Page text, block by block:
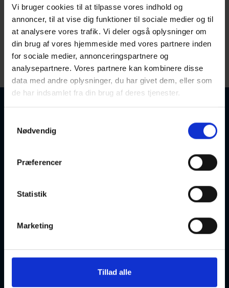
Vi bruger cookies til at tilpasse vores indhold og
annoncer, til at vise dig funktioner til sociale medier og til
at analysere vores trafik. Vi deler også oplysninger om
din brug af vores hjemmeside med vores partnere inden
for sociale medier, annonceringspartnere og
analysepartnere. Vores partnere kan kombinere disse
data med andre oplysninger, du har givet dem, eller som
de har indsamlet fra din brug af deres tjenester.
Nødvendig
Præferencer
Statistik
Marketing
Tillad alle
Å *
< Gå til T U Gå til V >
Sorter efter: Startdato
07-10-2026
Frederiksberg Optager løbende
Usynlig fjende